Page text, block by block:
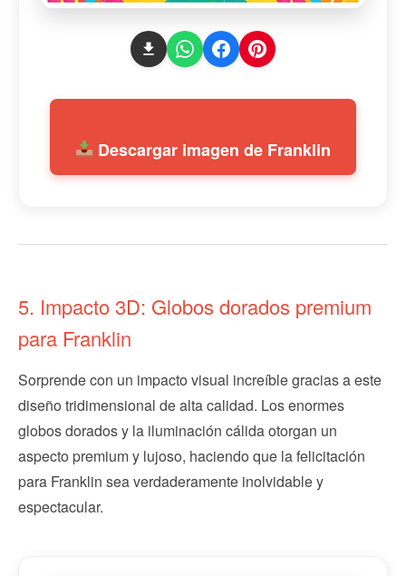
Descargar imagen de Franklin
5. Impacto 3D: Globos dorados premium
para Franklin
Sorprende con un impacto visual increíble gracias a este
diseño tridimensional de alta calidad. Los enormes
globos dorados y la iluminación cálida otorgan un
aspecto premium y lujoso, haciendo que la felicitación
para Franklin sea verdaderamente inolvidable y
espectacular.